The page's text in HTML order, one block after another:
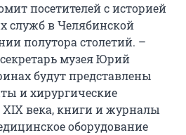
посетителей с историей
служб в Челябинской
полутора столетий. –
музея Юрий
будут представлены
и хирургические
века, книги и журналы
оборудование